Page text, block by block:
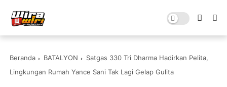
Beranda BATALYON
Satgas 330 Tri Dharma Hadirkan Pelita,
Lingkungan Rumah Yance Sani Tak Lagi Gelap Gulita